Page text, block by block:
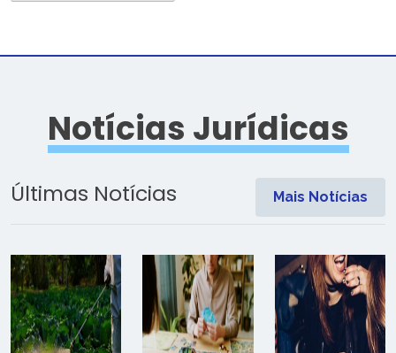
Notícias Jurídicas
Últimas Notícias Mais Notícias